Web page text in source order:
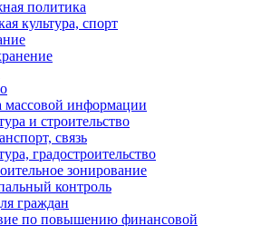
политика
культура, спорт
массовой информации
и строительство
связь
градостроительство
зонирование
контроль
граждан
по повышению финансовой